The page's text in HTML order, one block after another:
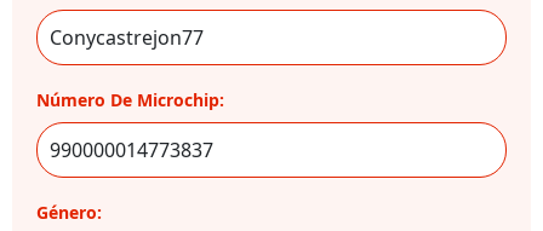
Número De Microchip:
Género: